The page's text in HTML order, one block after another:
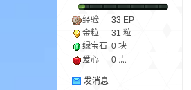
经验 33 EP
金粒
31 粒
绿宝石 0 块
爱心
0 点
发消息